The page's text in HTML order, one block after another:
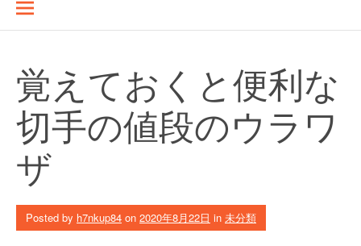
覚えておくと便利な
切手の値段のウラワ
ザ
Posted by h7nkup84 on 2020年8月22日 in 未分類